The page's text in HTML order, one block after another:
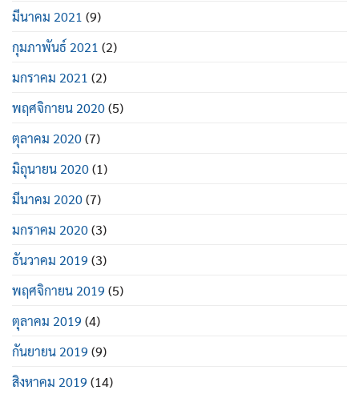
มีนาคม 2021 (9)
กุมภาพันธ์ 2021 (2)
มกราคม 2021 (2)
พฤศจิกายน 2020(5)
ตุลาคม 2020(7)
มิถุนายน 2020(1)
มีนาคม 2020(7)
มกราคม 2020(3)
ธันวาคม 2019 (3)
พฤศจิกายน 2019 (5)
ตุลาคม 2019 (4)
กันยายน 2019 (9)
สิงหาคม 2019 (14)